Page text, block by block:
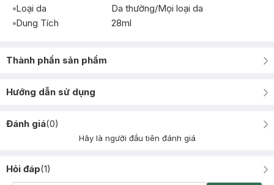
Loại da
Da thường/Mọi loại da
Dung Tích
28ml
Thành phần sản phẩm
Hướng dẫn sử dụng
Đánh giá(0)
Hãy là người đầu tiên đánh giá
Hỏi đáp(1)